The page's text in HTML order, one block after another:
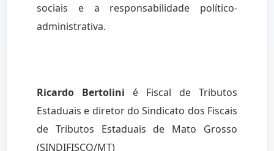
sociais e a responsabilidade político-
administrativa.
Ricardo Bertolini é Fiscal de Tributos
Estaduais e diretor do Sindicato dos Fiscais
de Tributos Estaduais de Mato Grosso
(SINDIFISCO/MT)